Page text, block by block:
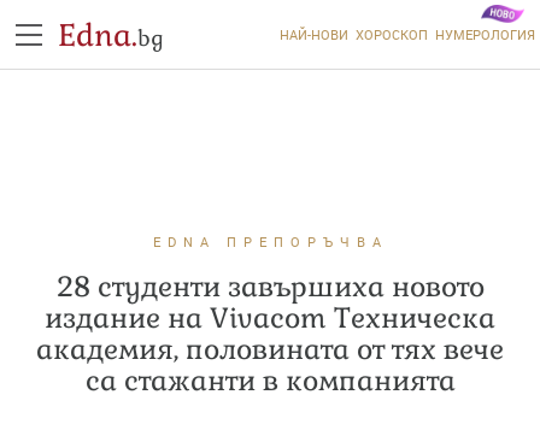
Edna.bg НАЙ-НОВИ ХОРОСКОП НУМЕРОЛОГИЯ
EDNA ПРЕПОРЪЧВА
28 студенти завършиха новото
издание на Vivacom Техническа
академия, половината от тях вече
са стажанти в компанията